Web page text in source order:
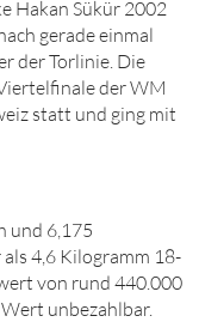
Hakan Sükür 2002
gerade einmal
der Torlinie. Die
der WM
statt und ging mit
und 6,175
4,6 Kilogramm 18-
von rund 440.000
unbezahlbar.